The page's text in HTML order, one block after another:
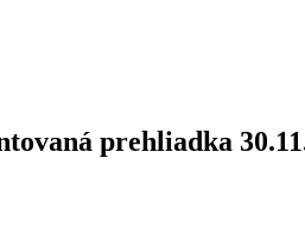
prehliadka